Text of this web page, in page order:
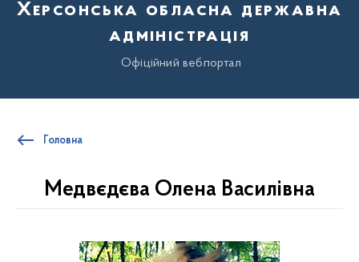
Херсонська обласна державна
адміністрація
Офіційний вебпортал
Головна
Медвєдєва Олена Василівна